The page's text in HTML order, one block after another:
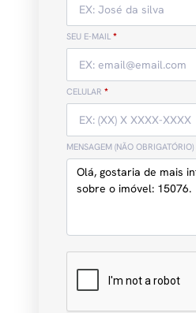
SEU E-MAIL *
CELULAR *
MENSAGEM (NÃO OBRIGATÓRIO)